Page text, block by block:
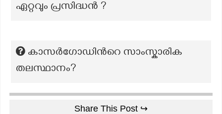
ഏറ്റവും പ്രസിദ്ധൻ ?
കാസര്‍ഗോഡിന്‍റെ സാംസ്കാരിക
തലസ്ഥാനം?
Share This Post ↪